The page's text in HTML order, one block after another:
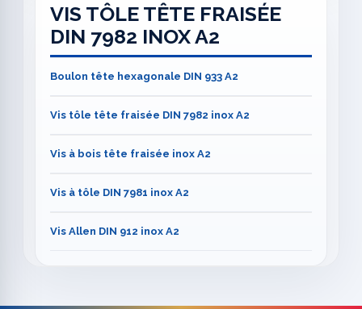
VIS TÔLE TÊTE FRAISÉE
DIN 7982 INOX A2
Boulon tête hexagonale DIN 933 A2
Vis tôle tête fraisée DIN 7982 inox A2
Vis à bois tête fraisée inox A2
Vis à tôle DIN 7981 inox A2
Vis Allen DIN 912 inox A2